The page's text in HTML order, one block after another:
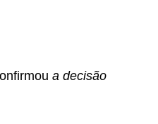
a decisão